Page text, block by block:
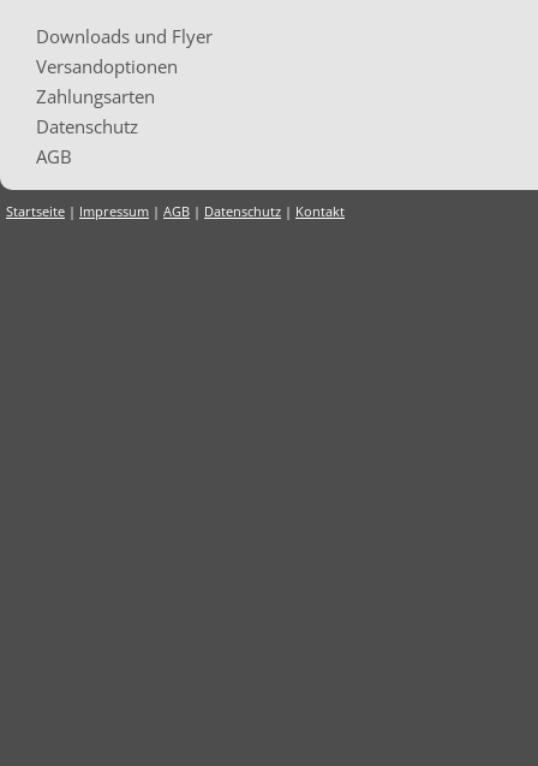
Downloads und Flyer
Versandoptionen
Zahlungsarten
Datenschutz
AGB
Startseite | Impressum | AGB | Datenschutz | Kontakt